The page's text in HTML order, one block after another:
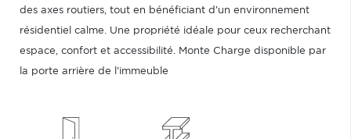
des axes routiers, tout en bénéficiant d'un environnement
résidentiel calme. Une propriété idéale pour ceux recherchant
espace, confort et accessibilité. Monte Charge disponible par
la porte arrière de l'immeuble